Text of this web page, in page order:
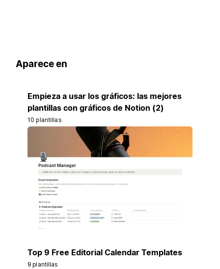
Aparece en
Empieza a usar los gráficos: las mejores
plantillas con gráficos de Notion (2)
10 plantillas
Top 9 Free Editorial Calendar Templates
9 plantillas